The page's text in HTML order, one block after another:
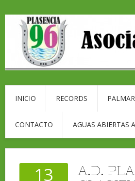
INICIO RECORDS
CONTACTO AGUAS ABIERTAS
13
A.D.